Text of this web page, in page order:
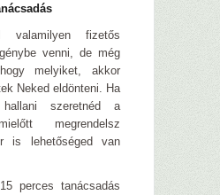
valamilyen fizetős
venni, de még
melyiket, akkor
Neked eldönteni. Ha
szeretnéd a
megrendelsz
is lehetőséged van
perces tanácsadás